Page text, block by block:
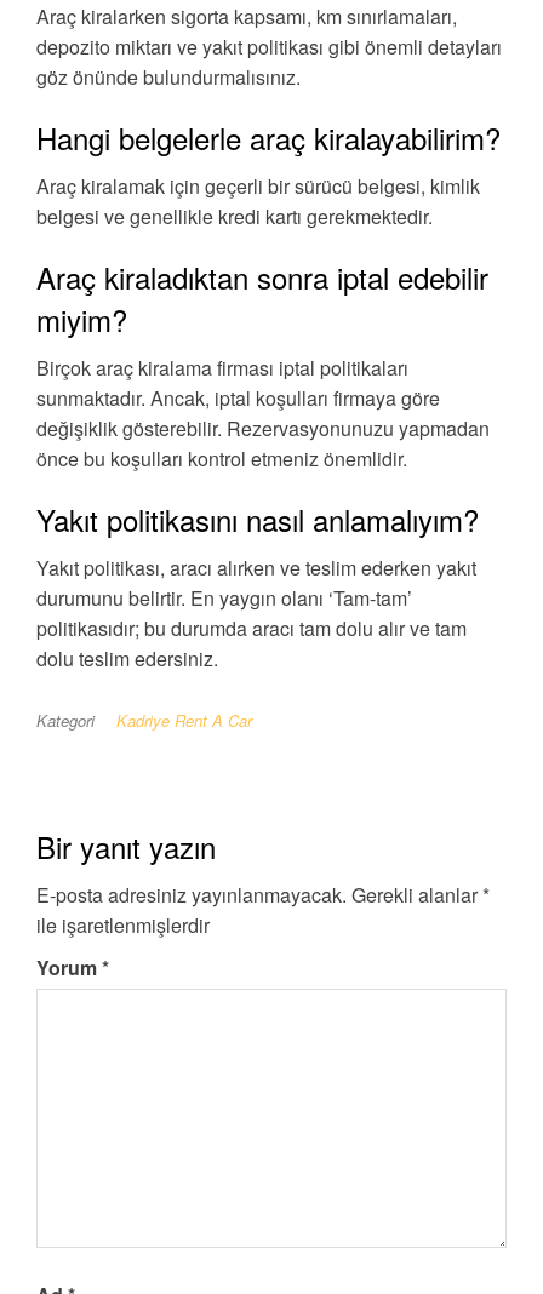
Araç kiralarken sigorta kapsamı, km sınırlamaları,
depozito miktarı ve yakıt politikası gibi önemli detayları
göz önünde bulundurmalısınız.
Hangi belgelerle araç kiralayabilirim?
Araç kiralamak için geçerli bir sürücü belgesi, kimlik
belgesi ve genellikle kredi kartı gerekmektedir.
Araç kiraladıktan sonra iptal edebilir
miyim?
Birçok araç kiralama firması iptal politikaları
sunmaktadır. Ancak, iptal koşulları firmaya göre
değişiklik gösterebilir. Rezervasyonunuzu yapmadan
önce bu koşulları kontrol etmeniz önemlidir.
Yakıt politikasını nasıl anlamalıyım?
Yakıt politikası, aracı alırken ve teslim ederken yakıt
durumunu belirtir. En yaygın olanı ‘Tam-tam’
politikasıdır; bu durumda aracı tam dolu alır ve tam
dolu teslim edersiniz.
Kategori Kadriye Rent A Car
Bir yanıt yazın
E-posta adresiniz yayınlanmayacak. Gerekli alanlar *
ile işaretlenmişlerdir
Yorum*